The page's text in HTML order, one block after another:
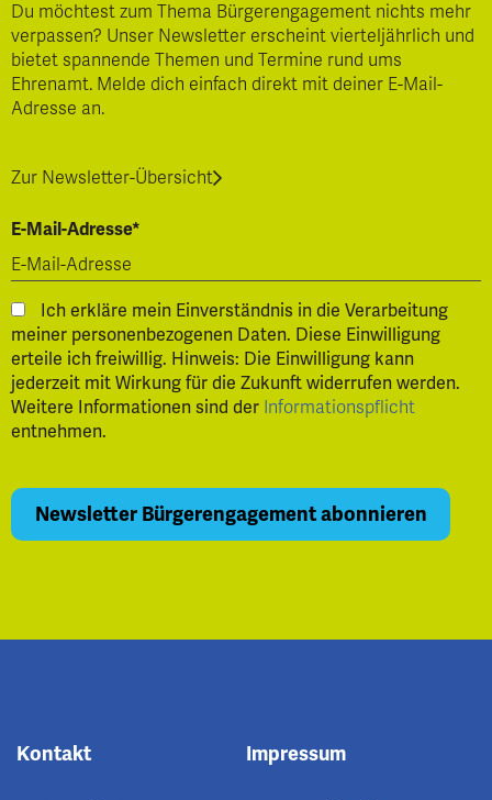
Du möchtest zum Thema Bürgerengagement nichts mehr
verpassen? Unser Newsletter erscheint vierteljährlich und
bietet spannende Themen und Termine rund ums
Ehrenamt. Melde dich einfach direkt mit deiner E-Mail-
Adresse an.
Zur Newsletter-Übersicht
E-Mail-Adresse*
Ich erkläre mein Einverständnis in die Verarbeitung
meiner personenbezogenen Daten. Diese Einwilligung
erteile ich freiwillig. Hinweis: Die Einwilligung kann
jederzeit mit Wirkung für die Zukunft widerrufen werden.
Weitere Informationen sind der Informationspflicht
entnehmen.
Kontakt Impressum